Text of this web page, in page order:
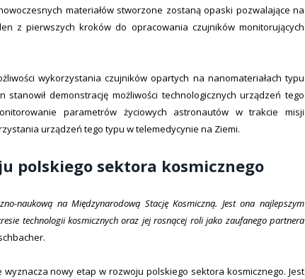
materiałów stworzone zostaną opaski pozwalające na
z pierwszych kroków do opracowania czujników monitorujących
wykorzystania czujników opartych na nanomateriałach typu
demonstrację możliwości technologicznych urządzeń tego
parametrów życiowych astronautów w trakcie misji
urządzeń tego typu w telemedycynie na Ziemi.
polskiego sektora kosmicznego
naukową na Międzynarodową Stację Kosmiczną. Jest ona najlepszym
technologii kosmicznych oraz jej rosnącej roli jako zaufanego partnera
nowy etap w rozwoju polskiego sektora kosmicznego. Jest